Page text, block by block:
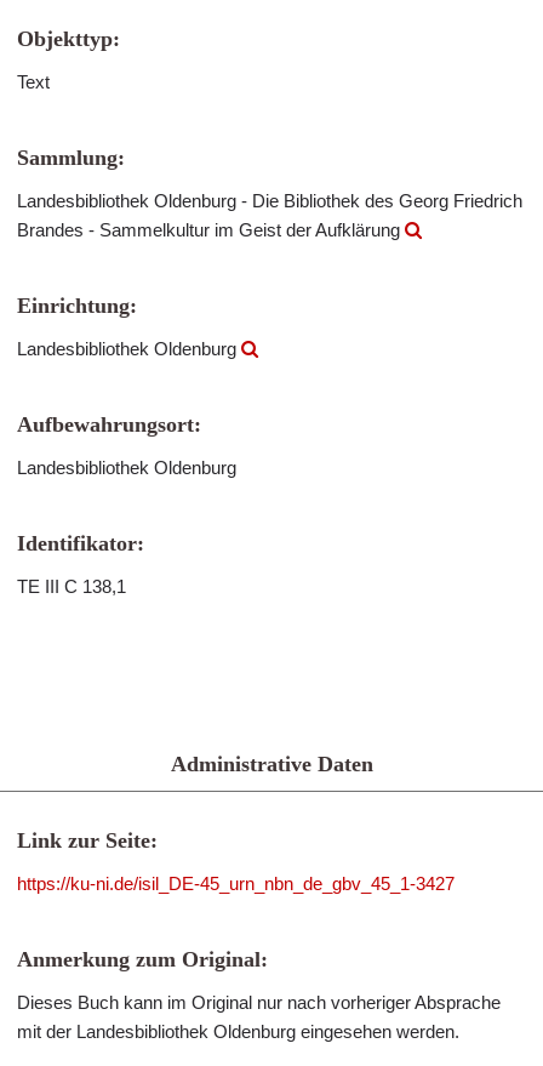
Objekttyp:
Text
Sammlung:
Landesbibliothek Oldenburg - Die Bibliothek des Georg Friedrich
Brandes - Sammelkultur im Geist der Aufklärung
Einrichtung:
Landesbibliothek Oldenburg
Aufbewahrungsort:
Landesbibliothek Oldenburg
Identifikator:
TE III C 138,1
Administrative Daten
Link zur Seite:
https://ku-ni.de/isil_DE-45_urn_nbn_de_gbv_45_1-3427
Anmerkung zum Original:
Dieses Buch kann im Original nur nach vorheriger Absprache
mit der Landesbibliothek Oldenburg eingesehen werden.